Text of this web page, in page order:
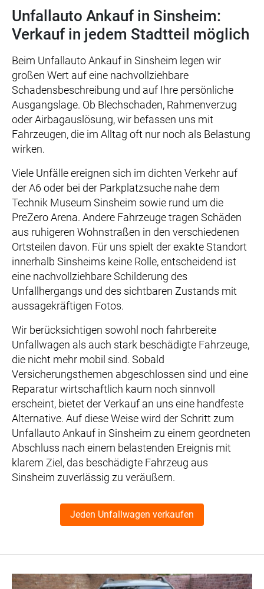
Unfallauto Ankauf in Sinsheim:
Verkauf in jedem Stadtteil möglich
Beim Unfallauto Ankauf in Sinsheim legen wir
großen Wert auf eine nachvollziehbare
Schadensbeschreibung und auf Ihre persönliche
Ausgangslage. Ob Blechschaden, Rahmenverzug
oder Airbagauslösung, wir befassen uns mit
Fahrzeugen, die im Alltag oft nur noch als Belastung
wirken.
Viele Unfälle ereignen sich im dichten Verkehr auf
der A6 oder bei der Parkplatzsuche nahe dem
Technik Museum Sinsheim sowie rund um die
PreZero Arena. Andere Fahrzeuge tragen Schäden
aus ruhigeren Wohnstraßen in den verschiedenen
Ortsteilen davon. Für uns spielt der exakte Standort
innerhalb Sinsheims keine Rolle, entscheidend ist
eine nachvollziehbare Schilderung des
Unfallhergangs und des sichtbaren Zustands mit
aussagekräftigen Fotos.
Wir berücksichtigen sowohl noch fahrbereite
Unfallwagen als auch stark beschädigte Fahrzeuge,
die nicht mehr mobil sind. Sobald
Versicherungsthemen abgeschlossen sind und eine
Reparatur wirtschaftlich kaum noch sinnvoll
erscheint, bietet der Verkauf an uns eine handfeste
Alternative. Auf diese Weise wird der Schritt zum
Unfallauto Ankauf in Sinsheim zu einem geordneten
Abschluss nach einem belastenden Ereignis mit
klarem Ziel, das beschädigte Fahrzeug aus
Sinsheim zuverlässig zu veräußern.
Jeden Unfallwagen verkaufen